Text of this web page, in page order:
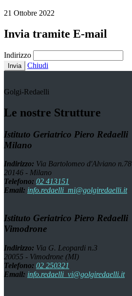
21 Ottobre 2022
Invia tramite E-mail
Indirizzo
Invia Chiudi
Golgi-Redaelli
Le nostre Strutture
Istituto Geriatrico Piero Redaelli
Milano
Indirizzo: Via Bartolomeo d'Alviano n.78
20146 - Milano
Telefono: 02 413151
Email: info.redaelli_mi@golgiredaelli.it
Istituto Geriatrico Piero Redaelli
Vimodrone
Indirizzo: Via G. Leopardi n.3
20055 - Vimodrone (MI)
Telefono: 02 250321
Email: info.redaelli_vi@golgiredaelli.it